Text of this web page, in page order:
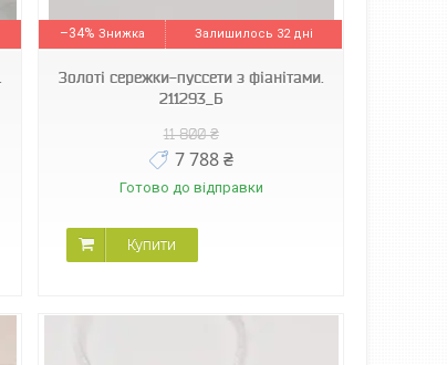
–34%
Залишилось 32 дні
Золоті сережки-пуссети з фіанітами.
211293_Б
11 800 ₴
7 788 ₴
Готово до відправки
Купити